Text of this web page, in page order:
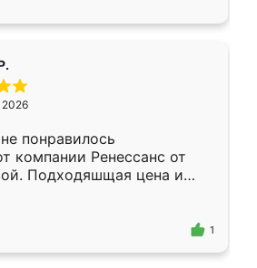
2026
понравилось
компании Ренессанс от
Подходяшщая цена и
изготовления. Приехавший
Владислав
эскизу самый
1